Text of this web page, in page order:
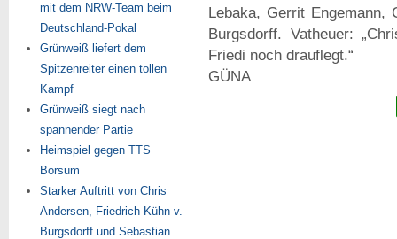
Lebaka, Gerrit Engemann,
Burgsdorff. Vatheuer:
Friedi noch drauflegt.“
GÜNA
mit dem NRW-Team beim
Deutschland-Pokal
Grünweiß liefert dem
Spitzenreiter einen tollen
Kampf
Grünweiß siegt nach
spannender Partie
Heimspiel gegen TTS
Borsum
Starker Auftritt von Chris
Andersen, Friedrich Kühn v.
Burgsdorff und Sebastian